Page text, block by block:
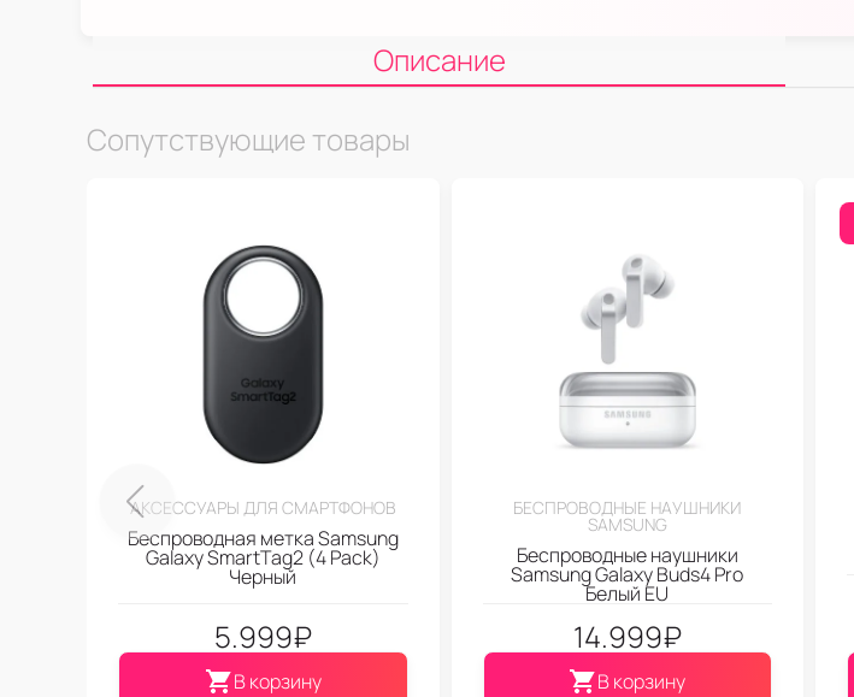
Описание
Сопутствующие товары
АКСЕССУАРЫ ДЛЯ СМАРТФОНОВ
Беспроводная метка Samsung
Galaxy SmartTag2 (4 Pack)
Черный
5.999₽
В корзину
БЕСПРОВОДНЫЕ НАУШНИКИ
SAMSUNG
Беспроводные наушники
Samsung Galaxy Buds4 Pro
Белый EU
14.999₽
В корзину